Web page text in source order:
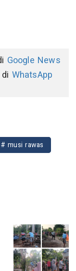
Google News
WhatsApp
# musi rawas